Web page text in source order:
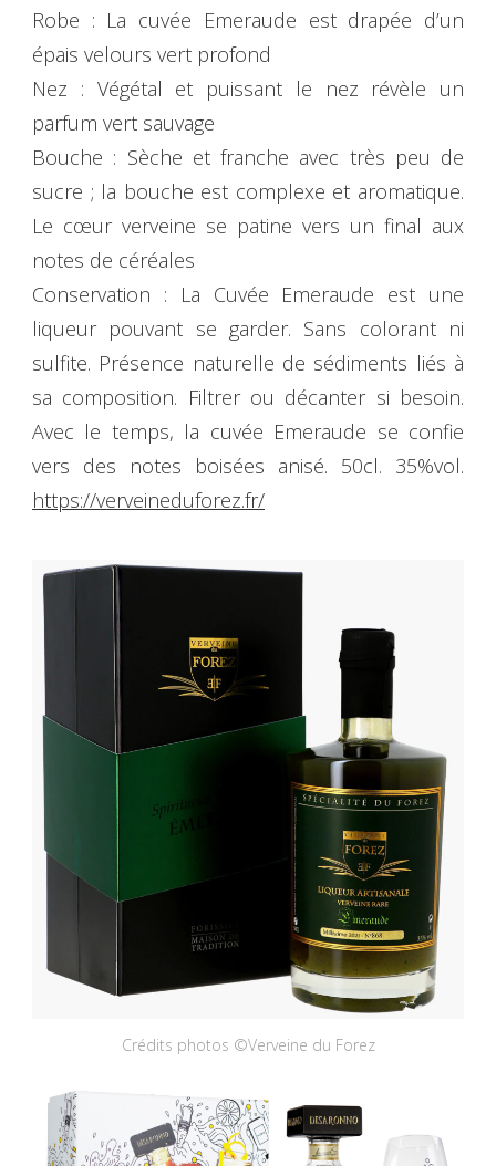
Robe : La cuvée Emeraude est drapée d’un
épais velours vert profond
Nez : Végétal et puissant le nez révèle un
parfum vert sauvage
Bouche : Sèche et franche avec très peu de
sucre ; la bouche est complexe et aromatique.
Le cœur verveine se patine vers un final aux
notes de céréales
Conservation : La Cuvée Emeraude est une
liqueur pouvant se garder. Sans colorant ni
sulfite. Présence naturelle de sédiments liés à
sa composition. Filtrer ou décanter si besoin.
Avec le temps, la cuvée Emeraude se confie
vers des notes boisées anisé. 50cl. 35%vol.
https://verveineduforez.fr/
Crédits photos ©Verveine du Forez